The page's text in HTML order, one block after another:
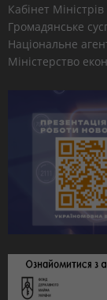
Кабінет
Громадянське
Національне
Міністерство